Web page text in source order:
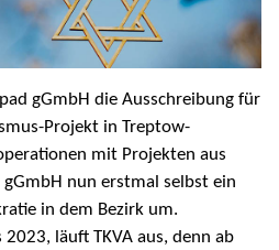
gGmbH die Ausschreibung für
Projekt in Treptow-
mit Projekten aus
nun erstmal selbst ein
in dem Bezirk um.
2023, läuft TKVA aus, denn ab